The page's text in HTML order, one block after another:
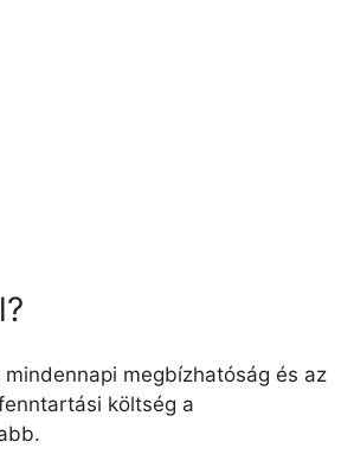
mindennapi megbízhatóság és az
költség a